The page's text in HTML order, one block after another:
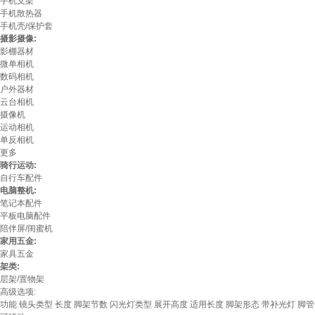
手机散热器
手机壳/保护套
摄影摄像:
影棚器材
微单相机
数码相机
户外器材
云台相机
摄像机
运动相机
单反相机
更多
骑行运动:
自行车配件
电脑整机:
笔记本配件
平板电脑配件
陪伴屏/闺蜜机
家用五金:
家具五金
架类:
层架/置物架
高级选项:
功能 镜头类型 长度 脚架节数 闪光灯类型 展开高度 适用长度 脚架形态 带补光灯 脚